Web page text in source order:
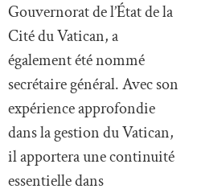
Gouvernorat de l’État de la
Cité du Vatican, a
également été nommé
secrétaire général. Avec son
expérience approfondie
dans la gestion du Vatican,
il apportera une continuité
essentielle dans